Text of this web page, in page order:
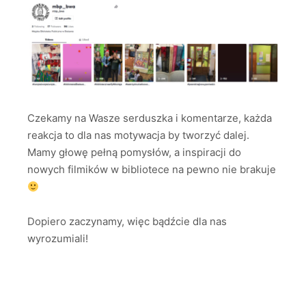
Czekamy na Wasze serduszka i komentarze, każda
reakcja to dla nas motywacja by tworzyć dalej.
Mamy głowę pełną pomysłów, a inspiracji do
nowych filmików w bibliotece na pewno nie brakuje
Dopiero zaczynamy, więc bądźcie dla nas
wyrozumiali!